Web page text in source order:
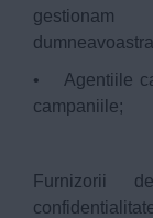
• Agentiile
campaniile;
Furnizorii